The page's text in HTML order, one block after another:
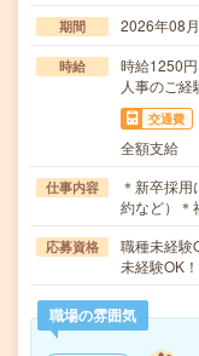
期間 2026年08
時給
時給1250
人事のご
交通費
全額支給
仕事内容
＊新卒採
約など）＊
応募資格
職種未経験
未経験OK！
職場の雰囲気